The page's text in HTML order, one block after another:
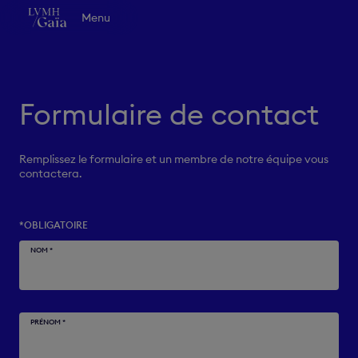
Aller au contenu principal
LVMH Gaïa - Accueil
Menu
Formulaire de contact
Remplissez le formulaire et un membre de notre équipe vous
contactera.
*OBLIGATOIRE
NOM *
PRÉNOM *